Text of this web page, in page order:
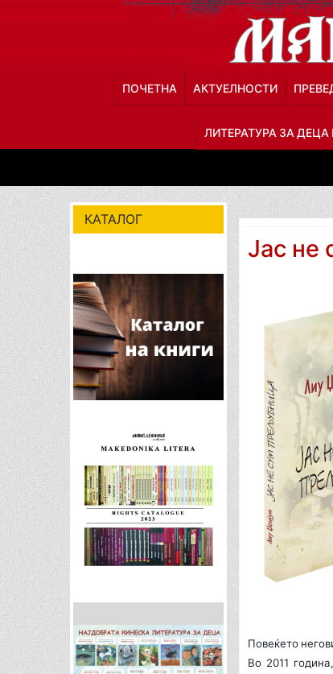
ПОЧЕТНА АКТУЕЛНОСТИ
ЛИТЕРАТУРА ЗА
КАТАЛОГ
Јас не
Повеќето
Во 2011